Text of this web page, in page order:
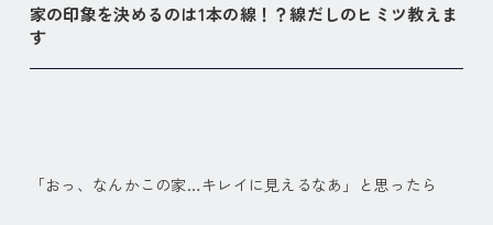
家の印象を決めるのは1本の線！？線だしのヒミツ教えま
す
「おっ、なんかこの家…キレイに見えるなあ」と思ったら